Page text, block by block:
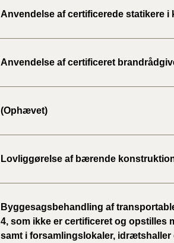
Anvendelse af certificerede statikere
Anvendelse af certificeret
(Ophævet)
Lovliggørelse af bærende
Byggesagsbehandling af
4, som ikke er certificeret og opstilles
samt i forsamlingslokaler, idrætshaller